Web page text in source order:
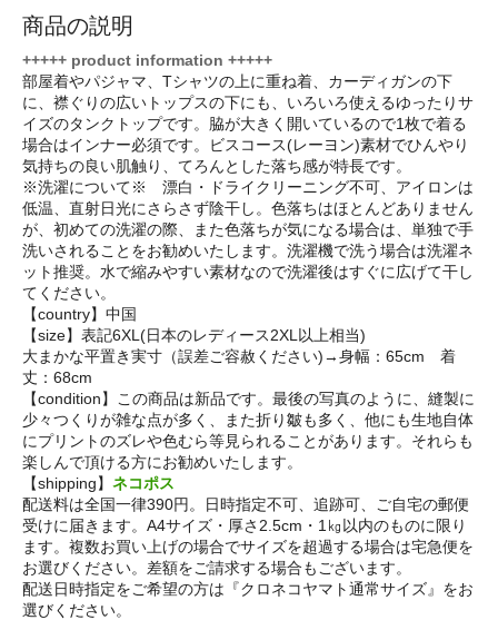
商品の説明
+++++ product information +++++
部屋着やパジャマ、Tシャツの上に重ね着、カーディガンの下
に、襟ぐりの広いトップスの下にも、いろいろ使えるゆったりサ
イズのタンクトップです。脇が大きく開いているので1枚で着る
場合はインナー必須です。ビスコース(レーヨン)素材でひんやり
気持ちの良い肌触り、てろんとした落ち感が特長です。
※洗濯について※ 漂白・ドライクリーニング不可、アイロンは
低温、直射日光にさらさず陰干し。色落ちはほとんどありません
が、初めての洗濯の際、また色落ちが気になる場合は、単独で手
洗いされることをお勧めいたします。洗濯機で洗う場合は洗濯ネ
ット推奨。水で縮みやすい素材なので洗濯後はすぐに広げて干し
てください。
【country】中国
【size】表記6XL(日本のレディース2XL以上相当)
大まかな平置き実寸（誤差ご容赦ください)→身幅：65cm 着
丈：68cm
【condition】この商品は新品です。最後の写真のように、縫製に
少々つくりが雑な点が多く、また折り皺も多く、他にも生地自体
にプリントのズレや色むら等見られることがあります。それらも
楽しんで頂ける方にお勧めいたします。
【shipping】 ネコポス
配送料は全国一律390円。日時指定不可、追跡可、ご自宅の郵便
受けに届きます。A4サイズ・厚さ2.5cm・1㎏以内のものに限り
ます。複数お買い上げの場合でサイズを超過する場合は宅急便を
お選びください。差額をご請求する場合もございます。
配送日時指定をご希望の方は『クロネコヤマト通常サイズ』をお
選びください。